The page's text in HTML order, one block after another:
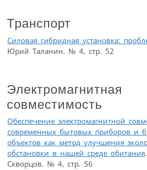
Транспорт
Cиловая гибридная установка:
Юрий Таланин. № 4, стр. 52
Электромагнитная
совместимость
Обеспечение электромагнитной
современных бытовых приборов и
объектов как метод улучшения
обстановки в нашей среде обитания
Скворцов. № 4, стр. 56